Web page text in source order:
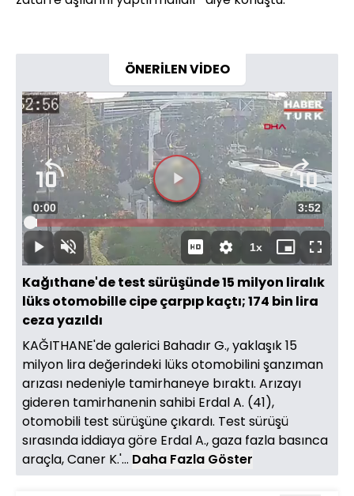
ÖNERİLEN VİDEO
DuraklatSesi
Aç
Süre
0:00 Toplam
Süre
3:52
Yüklendi:
2.47%
1xOynatma
Hızı
Mini
oynatıcı
Tam
Ekran
Kağıthane'de test sürüşünde 15 milyon liralık
lüks otomobille cipe çarpıp kaçtı; 174 bin lira
ceza yazıldı
KAĞITHANE'de galerici Bahadır G., yaklaşık 15
milyon lira değerindeki lüks otomobilini şanzıman
arızası nedeniyle tamirhaneye bıraktı. Arızayı
gideren tamirhanenin sahibi Erdal A. (41),
otomobili test sürüşüne çıkardı. Test sürüşü
sırasında iddiaya göre Erdal A., gaza fazla basınca
araçla, Caner K.'... Daha Fazla Göster